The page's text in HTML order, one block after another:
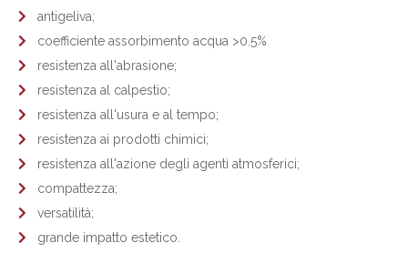
antigeliva;
coefficiente assorbimento acqua >0.5%
resistenza all'abrasione;
resistenza al calpestio;
resistenza all'usura e al tempo;
resistenza ai prodotti chimici;
resistenza all'azione degli agenti atmosferici;
compattezza;
versatilità;
grande impatto estetico.